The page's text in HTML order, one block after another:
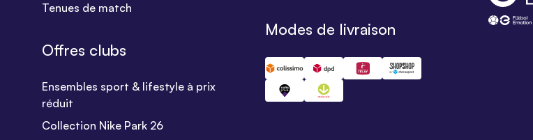
Tenues de match
Offres clubs
Ensembles sport & lifestyle à prix
réduit
Collection Nike Park 26
Modes de livraison